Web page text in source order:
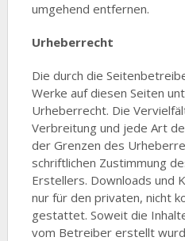
umgehend entfernen.
Urheberrecht
Die durch die
Werke auf diesen Seiten
Urheberrecht. Die
Verbreitung und jede Art
der Grenzen des
schriftlichen Zustimmung
Erstellers. Downloads und
nur für den privaten, nicht
gestattet. Soweit die
vom Betreiber erstellt